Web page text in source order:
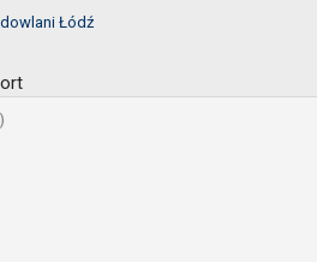
Łódź